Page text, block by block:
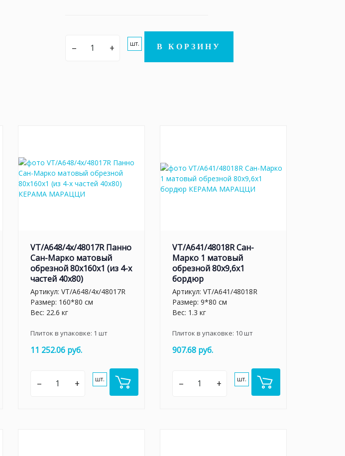
– + шт. В КОРЗИНУ
VT/A648/4x/48017R Панно
Сан-Марко матовый
обрезной 80x160x1 (из 4-х
частей 40х80)
Артикул: VT/A648/4x/48017R
Размер: 160*80 см
Вес: 22.6 кг
Плиток в упаковке: 1 шт
11 252.06 руб.
– + шт.
VT/A641/48018R Сан-
Марко 1 матовый
обрезной 80x9,6x1
бордюр
Артикул: VT/A641/48018R
Размер: 9*80 см
Вес: 1.3 кг
Плиток в упаковке: 10шт
907.68 руб.
– + шт.